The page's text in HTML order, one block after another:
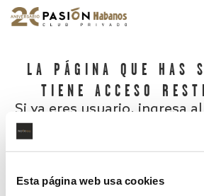
Esta página web usa cookies
LA PÁGINA QUE HAS
TIENE ACCESO
Si ya eres usuario, ingresa